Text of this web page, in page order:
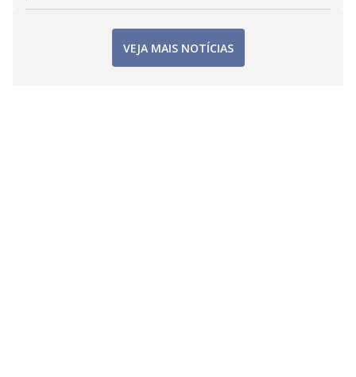
VEJA MAIS NOTÍCIAS